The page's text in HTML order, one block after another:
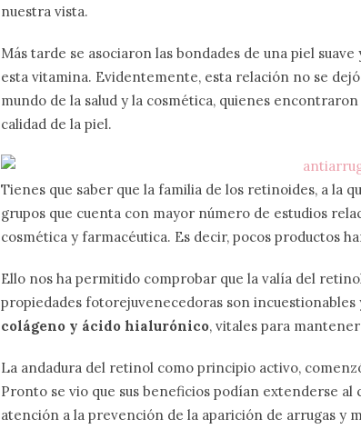
nuestra vista.
Más tarde se asociaron las bondades de una piel
esta vitamina. Evidentemente, esta relación no se
mundo de la salud y la cosmética, quienes
calidad de la piel.
Tienes que saber que la familia de los retinoides, a la
grupos que cuenta con mayor número de estudios
cosmética y farmacéutica. Es decir, pocos productos
Ello nos ha permitido comprobar que la valía del
propiedades fotorejuvenecedoras son incuestionables
colágeno y ácido hialurónico, vitales para
La andadura del retinol como principio activo,
Pronto se vio que sus beneficios podían extenderse al
atención a la prevención de la aparición de arrugas y